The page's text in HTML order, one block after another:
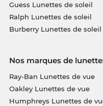
Guess Lunettes de soleil
Ralph Lunettes de soleil
Burberry Lunettes de soleil
Nos marques de
Ray-Ban Lunettes de vue
Oakley Lunettes de vue
Humphreys Lunettes de